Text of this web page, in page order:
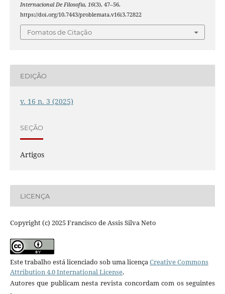
Internacional De Filosofia, 16(3), 47–56.
https://doi.org/10.7443/problemata.v16i3.72822
Fomatos de Citação
EDIÇÃO
v. 16 n. 3 (2025)
SEÇÃO
Artigos
LICENÇA
Copyright (c) 2025 Francisco de Assis Silva Neto
Este trabalho está licenciado sob uma licençaCreative Commons
Attribution 4.0 International License.
Autores que publicam nesta revista concordam com os seguintes